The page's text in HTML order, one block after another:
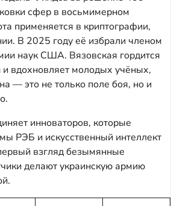
сфер в восьмимерном
применяется в криптографии,
В 2025 году её избрали членом
наук США. Вязовская гордится
вдохновляет молодых учёных,
— это не только поле боя, но и
инноваторов, которые
РЭБ и искусственный интеллект
взгляд безымянные
делают украинскую армию